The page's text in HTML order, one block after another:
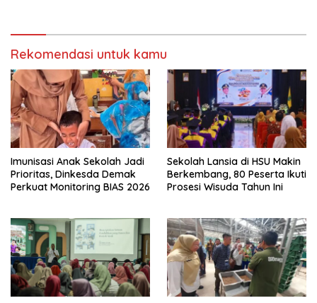
Rekomendasi untuk kamu
Imunisasi Anak Sekolah Jadi
Prioritas, Dinkesda Demak
Perkuat Monitoring BIAS 2026
Sekolah Lansia di HSU Makin
Berkembang, 80 Peserta Ikuti
Prosesi Wisuda Tahun Ini